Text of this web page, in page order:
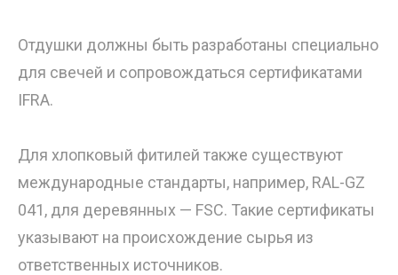
Отдушки должны быть разработаны специально
для свечей и сопровождаться сертификатами
IFRA.
Для хлопковый фитилей также существуют
международные стандарты, например, RAL-GZ
041, для деревянных — FSC. Такие сертификаты
указывают на происхождение сырья из
ответственных источников.